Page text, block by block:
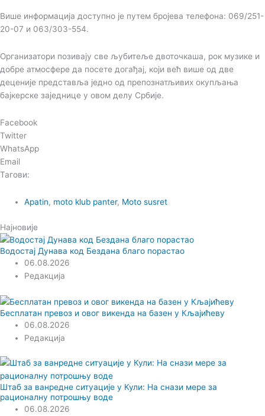
Више информација доступно је путем бројева телефона: 069/251-
20-07 и 063/303-554.
Организатори позивају све љубитеље двоточкаша, рок музике и
добре атмосфере да посете догађај, који већ више од две
деценије представља једно од препознатљивих окупљања
бајкерске заједнице у овом делу Србије.
Facebook
Twitter
WhatsApp
Email
Тагови:
Apatin, moto klub panter, Moto susret
Најновије
Водостај Дунава код Бездана благо порастао
06.08.2026
Редакција
Бесплатан превоз и овог викенда на базен у Кљајићеву
06.08.2026
Редакција
Штаб за ванредне ситуације у Кули: На снази мере за
рационалну потрошњу воде
06.08.2026